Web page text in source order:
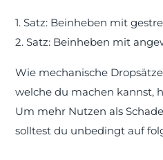
1. Satz: Beinheben mit
2. Satz: Beinheben mit
Wie mechanische
welche du machen kannst,
Um mehr Nutzen als
solltest du unbedingt auf